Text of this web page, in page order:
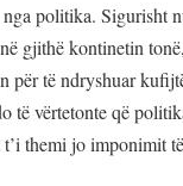
politika. Sigurisht
gjithë kontinetin
për të ndryshuar
të vërtetonte që
themi jo imponimit